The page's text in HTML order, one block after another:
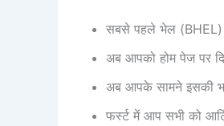
सबसे पहले भेल
अब आपको होम पेज पर
अब आपके सामने इसकी
फर्स्ट में आप सभी को